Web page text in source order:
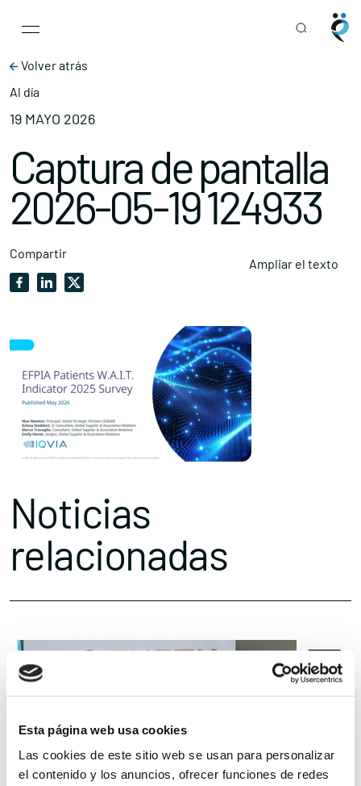
Esta página web usa cookies
Las cookies de este sitio web se usan para personalizar
el contenido y los anuncios, ofrecer funciones de redes
Main Navigation
Volver atrás
Al día
19 MAYO 2026
Captura de pantalla
2026-05-19 124933
Compartir
Ampliar el texto
Noticias
relacionadas